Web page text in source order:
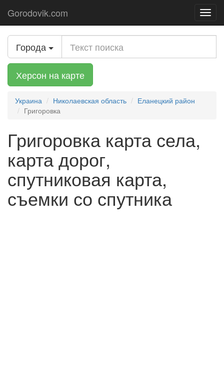
Gorodovik.com
Города
Херсон на карте
Украина Николаевская область
Еланецкий район
Григоровка
Григоровка карта села,
карта дорог,
спутниковая карта,
съемки со спутника